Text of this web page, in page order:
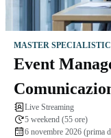
MASTER
Event
Live Streaming
5 weekend (55 ore)
6 novembre 2026 (prima